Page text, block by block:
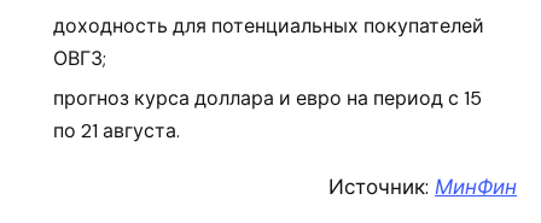
доходность для потенциальных покупателей
ОВГЗ;
прогноз курса доллара и евро на период с 15
по 21 августа.
Источник: МинФин